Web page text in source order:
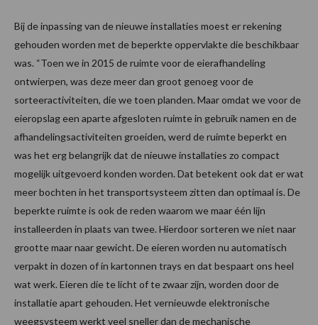
Bij de inpassing van de nieuwe installaties moest er rekening
gehouden worden met de beperkte oppervlakte die beschikbaar
was. “Toen we in 2015 de ruimte voor de eierafhandeling
ontwierpen, was deze meer dan groot genoeg voor de
sorteeractiviteiten, die we toen planden. Maar omdat we voor de
eieropslag een aparte afgesloten ruimte in gebruik namen en de
afhandelingsactiviteiten groeiden, werd de ruimte beperkt en
was het erg belangrijk dat de nieuwe installaties zo compact
mogelijk uitgevoerd konden worden. Dat betekent ook dat er wat
meer bochten in het transportsysteem zitten dan optimaal is. De
beperkte ruimte is ook de reden waarom we maar één lijn
installeerden in plaats van twee. Hierdoor sorteren we niet naar
grootte maar naar gewicht. De eieren worden nu automatisch
verpakt in dozen of in kartonnen trays en dat bespaart ons heel
wat werk. Eieren die te licht of te zwaar zijn, worden door de
installatie apart gehouden. Het vernieuwde elektronische
weegsysteem werkt veel sneller dan de mechanische